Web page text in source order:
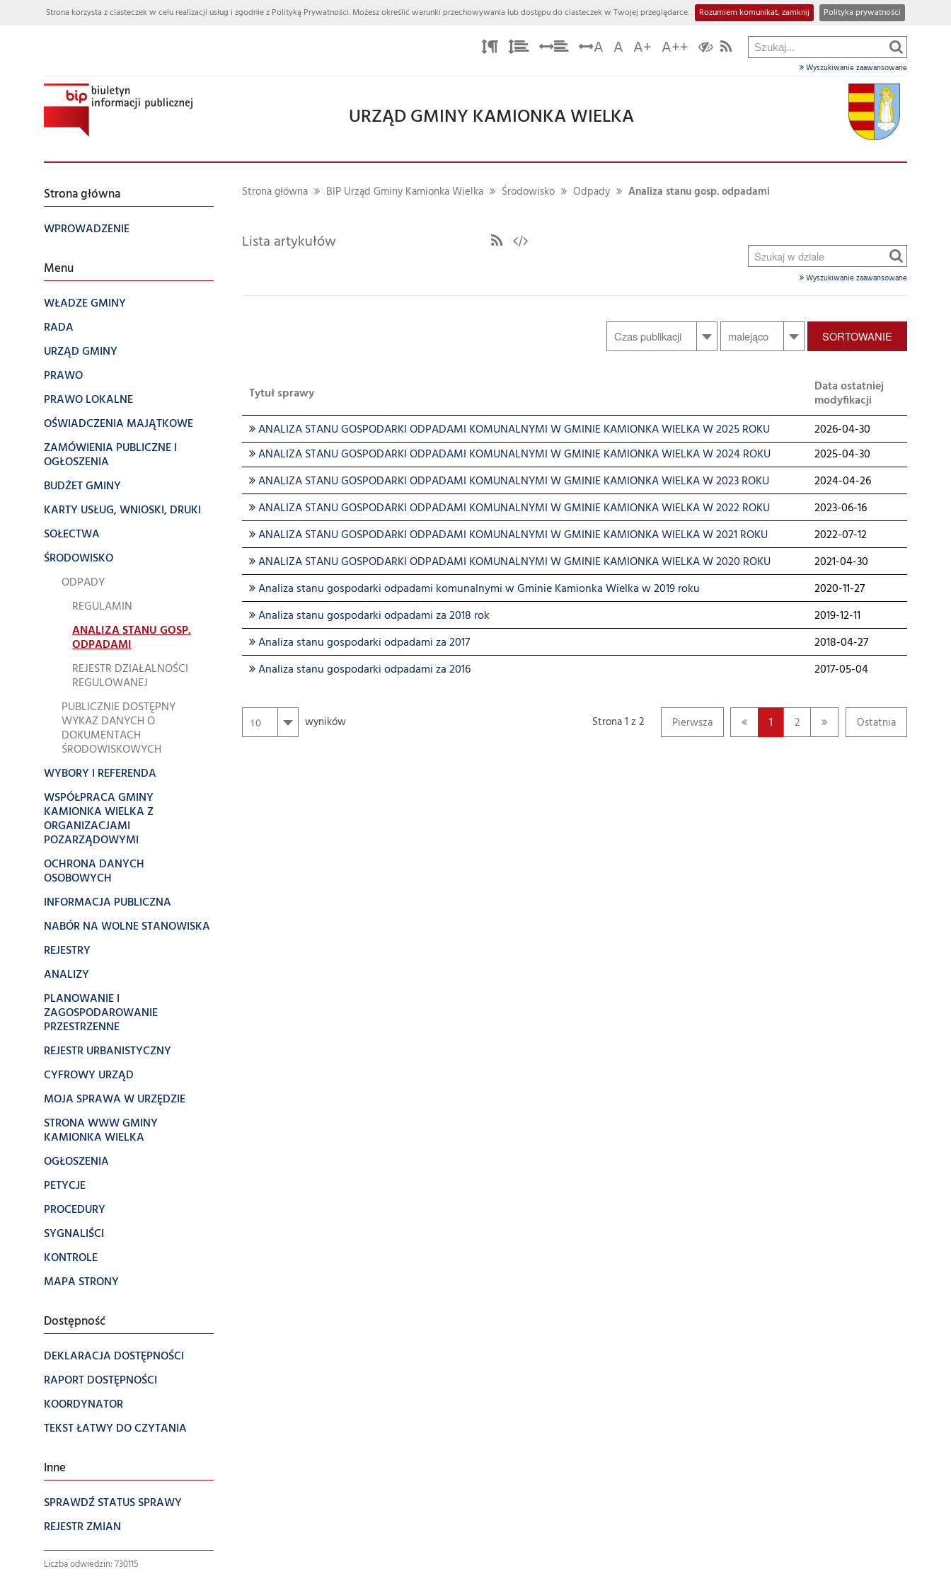
Strona korzysta z ciasteczek w celu realizacji usług i zgodnie z Polityką Prywatności. Możesz określić warunki przechowywania lub dostępu do ciasteczek w Twojej przeglądarce. Rozumiem komunikat, zamknij Polityka prywatności
A A A+ A++
Wyszukiwanie zaawansowane
URZĄD GMINY KAMIONKA WIELKA
Strona główna
WPROWADZENIE
Menu
WŁADZE GMINY
RADA
URZĄD GMINY
PRAWO
PRAWO LOKALNE
OŚWIADCZENIA MAJĄTKOWE
ZAMÓWIENIA PUBLICZNE I
OGŁOSZENIA
BUDŻET GMINY
KARTY USŁUG, WNIOSKI, DRUKI
SOŁECTWA
ŚRODOWISKO
ODPADY
REGULAMIN
ANALIZA STANU GOSP.
ODPADAMI
REJESTR DZIAŁALNOŚCI
REGULOWANEJ
PUBLICZNIE DOSTĘPNY
WYKAZ DANYCH O
DOKUMENTACH
ŚRODOWISKOWYCH
WYBORY I REFERENDA
WSPÓŁPRACA GMINY
KAMIONKA WIELKA Z
ORGANIZACJAMI
POZARZĄDOWYMI
OCHRONA DANYCH
OSOBOWYCH
INFORMACJA PUBLICZNA
NABÓR NA WOLNE STANOWISKA
REJESTRY
ANALIZY
PLANOWANIE I
ZAGOSPODAROWANIE
PRZESTRZENNE
REJESTR URBANISTYCZNY
CYFROWY URZĄD
MOJA SPRAWA W URZĘDZIE
STRONA WWW GMINY
KAMIONKA WIELKA
OGŁOSZENIA
PETYCJE
PROCEDURY
SYGNALIŚCI
KONTROLE
MAPA STRONY
Dostępność
DEKLARACJA DOSTĘPNOŚCI
RAPORT DOSTĘPNOŚCI
KOORDYNATOR
TEKST ŁATWY DO CZYTANIA
Inne
SPRAWDŹ STATUS SPRAWY
REJESTR ZMIAN
Liczba odwiedzin: 730115
Strona główna BIP Urząd Gminy Kamionka Wielka Środowisko Odpady Analiza stanu gosp. odpadami
Lista artykułów
Wyszukiwanie zaawansowane
SORTOWANIE
Tytuł sprawy Data ostatniej
modyfikacji
ANALIZA STANU GOSPODARKI ODPADAMI KOMUNALNYMI W GMINIE KAMIONKA WIELKA W 2025 ROKU
2026-04-30
ANALIZA STANU GOSPODARKI ODPADAMI KOMUNALNYMI W GMINIE KAMIONKA WIELKA W 2024 ROKU
2025-04-30
ANALIZA STANU GOSPODARKI ODPADAMI KOMUNALNYMI W GMINIE KAMIONKA WIELKA W 2023 ROKU
2024-04-26
ANALIZA STANU GOSPODARKI ODPADAMI KOMUNALNYMI W GMINIE KAMIONKA WIELKA W 2022 ROKU
2023-06-16
ANALIZA STANU GOSPODARKI ODPADAMI KOMUNALNYMI W GMINIE KAMIONKA WIELKA W 2021 ROKU
2022-07-12
ANALIZA STANU GOSPODARKI ODPADAMI KOMUNALNYMI W GMINIE KAMIONKA WIELKA W 2020 ROKU
2021-04-30
Analiza stanu gospodarki odpadami komunalnymi w Gminie Kamionka Wielka w 2019 roku
2020-11-27
Analiza stanu gospodarki odpadami za 2018 rok
2019-12-11
Analiza stanu gospodarki odpadami za 2017
2018-04-27
Analiza stanu gospodarki odpadami za 2016
2017-05-04
wyników Strona 1 z 2 Pierwsza 1 2 Ostatnia